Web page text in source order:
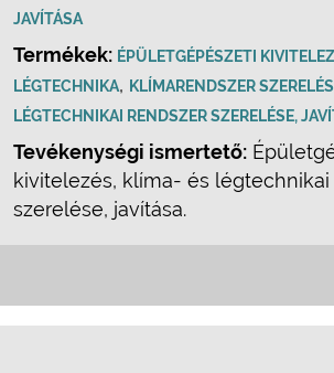
JAVÍTÁSA
Termékek: ÉPÜLETGÉPÉSZETI
LÉGTECHNIKA, KLÍMARENDSZER
LÉGTECHNIKAI RENDSZER SZERELÉSE,
Tevékenységi ismertető:
kivitelezés, klíma- és
szerelése, javítása.